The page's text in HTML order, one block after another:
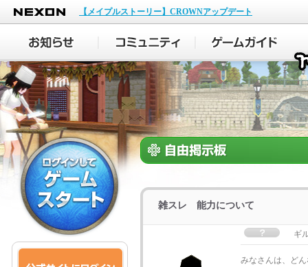
NEXON
【メイプルストーリー】CROWNアップデート
雑スレ 能力について
ギ
みなさんは、ど